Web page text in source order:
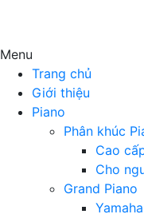
Menu
Trang chủ
Giới thiệu
Piano
Phân khúc
Cao
Cho
Grand Piano